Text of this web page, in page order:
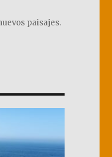
paisajes.